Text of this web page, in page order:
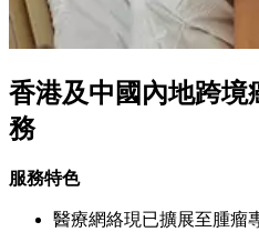
香港及中國內地跨境
務
服務特色
醫療網絡現已擴展至腫瘤